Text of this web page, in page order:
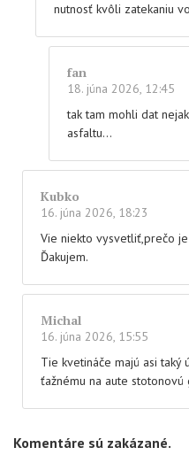
nutnosť kvôli zatekaniu
fan
18. júna 2026, 12:45
tak tam mohli dat
asfaltu…
Kubko
16. júna 2026, 18:23
Vie niekto vysvetliť,prečo
Ďakujem.
Michal
16. júna 2026, 15:55
Tie kvetináče majú asi taký
ťažnému na aute stotonovú
Komentáre sú zakázané.